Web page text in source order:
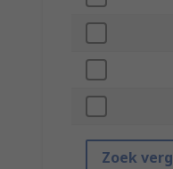
Zoek